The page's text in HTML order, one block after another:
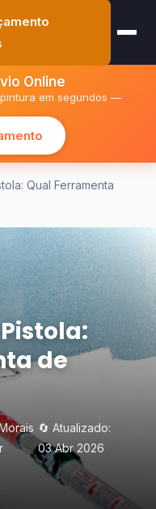
Online
em segundos —
Qual Ferramenta
de
🔄 Atualizado:
03 Abr 2026